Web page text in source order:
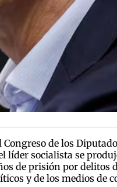
de los
socialista se
de prisión por delitos
y de los medios de